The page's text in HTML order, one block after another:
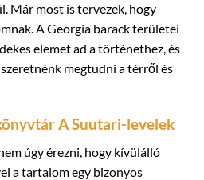
Már most is tervezek, hogy
A Georgia barack területei
elemet ad a történethez, és
megtudni a térről és
A Suutari-levelek
úgy érezni, hogy kívülálló
a tartalom egy bizonyos